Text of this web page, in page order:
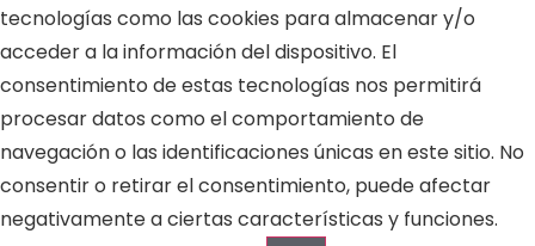
tecnologías como las cookies para almacenar y/o
acceder a la información del dispositivo. El
consentimiento de estas tecnologías nos permitirá
procesar datos como el comportamiento de
navegación o las identificaciones únicas en este sitio. No
consentir o retirar el consentimiento, puede afectar
negativamente a ciertas características y funciones.